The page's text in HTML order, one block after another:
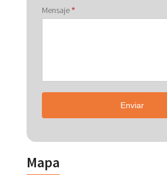
Mensaje*
Enviar
Mapa